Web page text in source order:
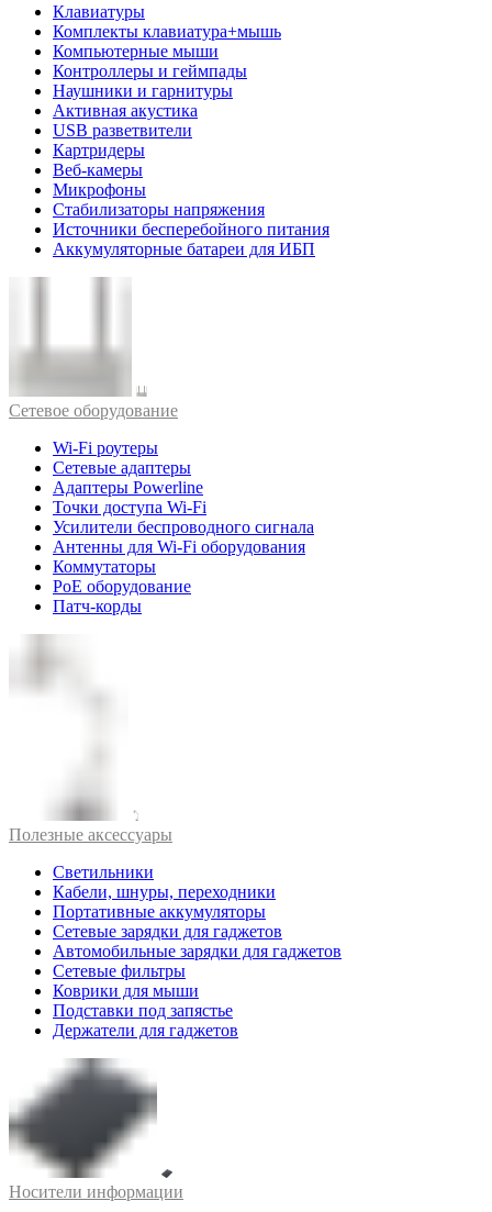
Клавиатуры
Комплекты клавиатура+мышь
Компьютерные мыши
Контроллеры и геймпады
Наушники и гарнитуры
Активная акустика
USB разветвители
Картридеры
Веб-камеры
Микрофоны
Стабилизаторы напряжения
Источники бесперебойного питания
Аккумуляторные батареи для ИБП
Cетевое оборудование
Wi-Fi роутеры
Сетевые адаптеры
Адаптеры Powerline
Точки доступа Wi-Fi
Усилители беспроводного сигнала
Антенны для Wi-Fi оборудования
Коммутаторы
PoE оборудование
Патч-корды
Полезные аксессуары
Светильники
Кабели, шнуры, переходники
Портативные аккумуляторы
Сетевые зарядки для гаджетов
Автомобильные зарядки для гаджетов
Сетевые фильтры
Коврики для мыши
Подставки под запястье
Держатели для гаджетов
Носители информации